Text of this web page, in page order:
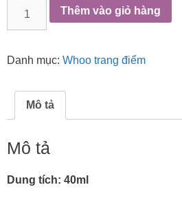
Mi
Primer
Base
trang
đẹp
mịn
Thêm vào giỏ hàng
Danh mục: Whoo trang điểm
Mô tả
Mô tả
Dung tích: 40ml